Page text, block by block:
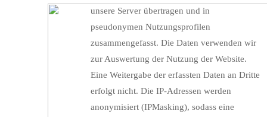
unsere Server übertragen und in
pseudonymen Nutzungsprofilen
zusammengefasst. Die Daten verwenden wir
zur Auswertung der Nutzung der Website.
Eine Weitergabe der erfassten Daten an Dritte
erfolgt nicht. Die IP-Adressen werden
anonymisiert (IPMasking), sodass eine